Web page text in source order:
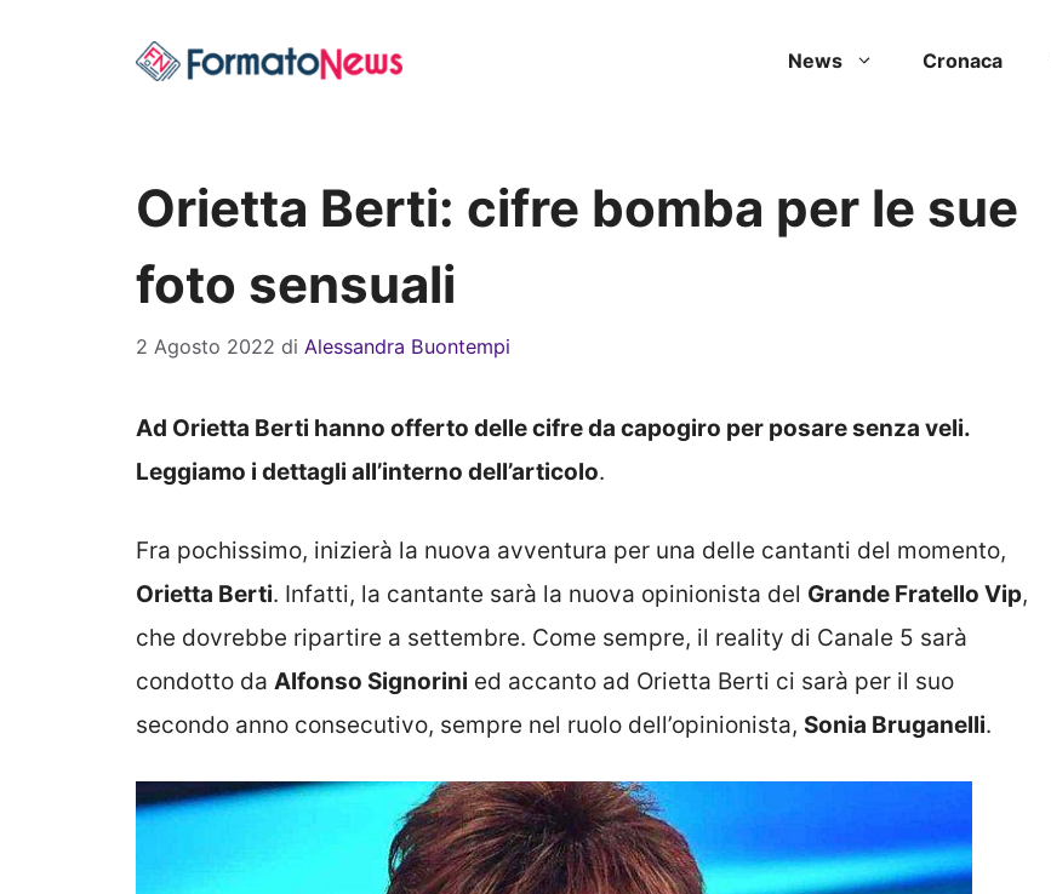
News Cronaca
Orietta Berti: cifre bomba per le sue
foto sensuali
2 Agosto 2022 di Alessandra Buontempi
Ad Orietta Berti hanno offerto delle cifre da capogiro per posare senza veli.
Leggiamo i dettagli all’interno dell’articolo.
Fra pochissimo, inizierà la nuova avventura per una delle cantanti del momento,
Orietta Berti. Infatti, la cantante sarà la nuova opinionista del Grande Fratello Vip,
che dovrebbe ripartire a settembre. Come sempre, il reality di Canale 5 sarà
condotto da Alfonso Signorini ed accanto ad Orietta Berti ci sarà per il suo
secondo anno consecutivo, sempre nel ruolo dell’opinionista, Sonia Bruganelli.